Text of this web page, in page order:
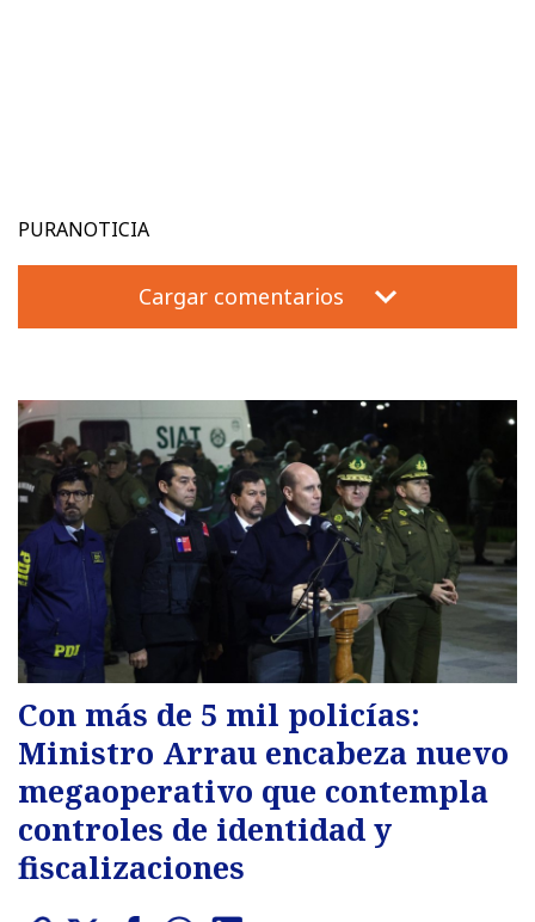
PURANOTICIA
Cargar comentarios
Con más de 5 mil policías:
Ministro Arrau encabeza nuevo
megaoperativo que contempla
controles de identidad y
fiscalizaciones